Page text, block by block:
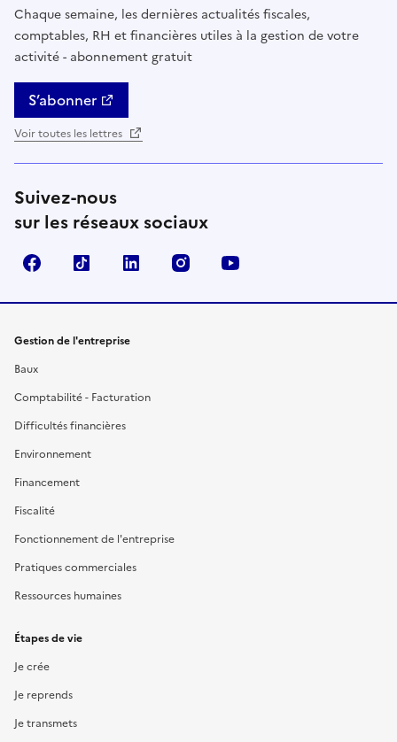
Chaque semaine, les dernières actualités fiscales,
comptables, RH et financières utiles à la gestion de votre
activité - abonnement gratuit
S’abonner
Voir toutes les lettres
Suivez-nous
sur les réseaux sociaux
FacebookTikTok Linkedin Instagram
Gestion de l'entreprise
Baux
Comptabilité - Facturation
Difficultés financières
Environnement
Financement
Fiscalité
Fonctionnement de l'entreprise
Pratiques commerciales
Ressources humaines
Étapes de vie
Je crée
Je reprends
Je transmets